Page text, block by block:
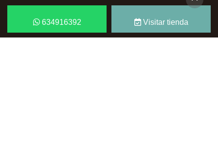
Sobre nosotros
634916392 Visitar tienda